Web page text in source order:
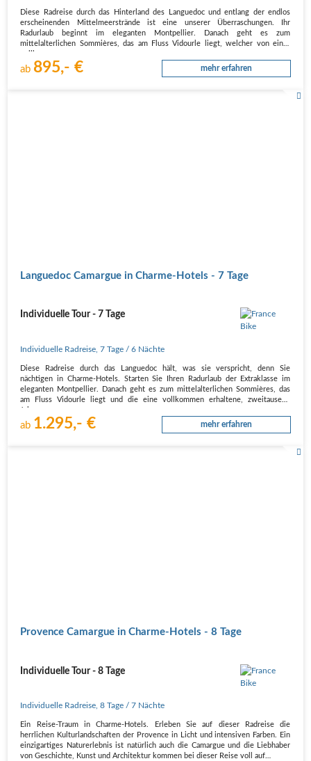
Diese Radreise durch das Hinterland des Languedoc und entlang der endlos
erscheinenden Mittelmeerstrände ist eine unserer Überraschungen. Ihr
Radurlaub beginnt im eleganten Montpellier. Danach geht es zum
mittelalterlichen Sommières, das am Fluss Vidourle liegt, welcher von einer
ab 895,- € mehr erfahren
Languedoc Camargue in Charme-Hotels - 7 Tage
Individuelle Tour - 7 Tage
Individuelle Radreise ,7 Tage / 6 Nächte
Diese Radreise durch das Languedoc hält, was sie verspricht, denn Sie
nächtigen in Charme-Hotels. Starten Sie Ihren Radurlaub der Extraklasse im
eleganten Montpellier. Danach geht es zum mittelalterlichen Sommières, das
am Fluss Vidourle liegt und die eine vollkommen erhaltene, zweitausend
ab 1.295,- € mehr erfahren
Provence Camargue in Charme-Hotels - 8 Tage
Individuelle Tour - 8 Tage
Individuelle Radreise ,8 Tage / 7 Nächte
Ein Reise-Traum in Charme-Hotels. Erleben Sie auf dieser Radreise die
herrlichen Kulturlandschaften der Provence in Licht und intensiven Farben. Ein
einzigartiges Naturerlebnis ist natürlich auch die Camargue und die Liebhaber
von Geschichte, Kunst und Architektur kommen bei dieser Reise voll auf…